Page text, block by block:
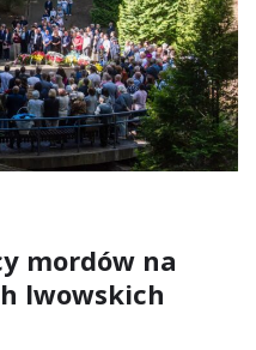
mordów na
lwowskich